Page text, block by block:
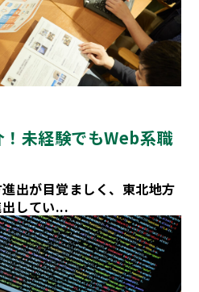
未経験でもWeb系職
出が目覚ましく、東北地方
してい...